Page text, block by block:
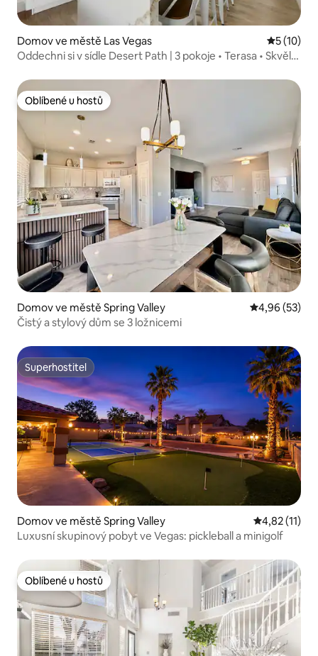
Domov ve městě Las Vegas Průměrné
5 (10)
Oddechni si v sídle Desert Path | 3 pokoje • Terasa • Skvělá
Oblíbené u hostů
Oblíbené u hostů
Domov ve městě Spring Valley Průměrné
4,96 (53)
Čistý a stylový dům se 3 ložnicemi
Superhostitel
Superhostitel
Domov ve městě Spring Valley Průměrné
4,82 (11)
Luxusní skupinový pobyt ve Vegas: pickleball a minigolf
Oblíbené u hostů
Oblíbené u hostů